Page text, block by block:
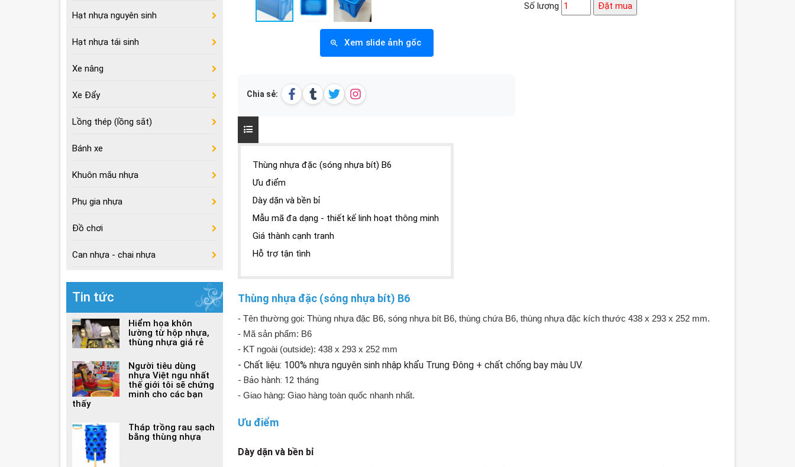
Xem slide ảnh gốc
Chia sẻ:
Số lượng Đặt mua
Thùng nhựa đặc (sóng nhựa bít) B6
Ưu điểm
Dày dặn và bền bỉ
Mẫu mã đa dạng - thiết kế linh hoạt thông minh
Giá thành cạnh tranh
Hỗ trợ tận tình
Thùng nhựa đặc (sóng nhựa bít) B6
- Tên thường gọi: Thùng nhựa đặc B6, sóng nhựa bít B6, thùng chứa B6, thùng nhựa đặc kích thước 438 x 293 x 252 mm.
- Mã sản phẩm: B6
- KT ngoài (outside): 438 x 293 x 252 mm
- Chất liệu: 100% nhựa nguyên sinh nhập khẩu Trung Đông + chất chống bay màu UV.
- Bảo hành: 12 tháng
- Giao hàng: Giao hàng toàn quốc nhanh nhất.
Ưu điểm
Dày dặn và bền bỉ
Hạt nhựa nguyên sinh
Hạt nhựa tái sinh
Xe nâng
Xe Đẩy
Lồng thép (lồng sắt)
Bánh xe
Khuôn mắu nhựa
Phụ gia nhựa
Đồ chơi
Can nhựa - chai nhựa
Tin tức
Hiểm họa khôn
lường từ hộp nhựa,
thùng nhựa giá rẻ
Người tiêu dùng
nhựa Việt ngu nhất
thế giới tôi sẽ chứng
minh cho các bạn
thấy
Tháp trồng rau sạch
bằng thùng nhựa